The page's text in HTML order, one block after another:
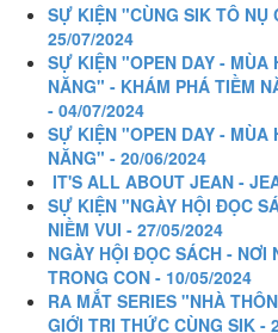
SỰ KIỆN "CÙNG SIK TÔ
25/07/2024
SỰ KIỆN "OPEN DAY - MÙA
NĂNG" - KHÁM PHÁ TIỀM
- 04/07/2024
SỰ KIỆN "OPEN DAY - MÙA
NĂNG" - 20/06/2024
IT'S ALL ABOUT JEAN -
SỰ KIỆN "NGÀY HỘI ĐỌC
NIỀM VUI - 27/05/2024
NGÀY HỘI ĐỌC SÁCH - NƠI
TRONG CON - 10/05/2024
RA MẮT SERIES "NHÀ
GIỚI TRI THỨC CÙNG SIK -